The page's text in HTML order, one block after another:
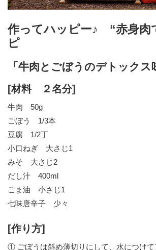
作ってハッピー♪ “赤身肉
ピ
「牛肉とごぼうのデトックス
[材料 ２名分]
牛肉 50g
ごぼう 1/3本
豆腐 1/2丁
小口ねぎ 大さじ1
みそ 大さじ2
だし汁 400ml
ごま油 小さじ1
七味唐辛子 少々
[作り方]
① ごぼうは斜め薄切りにして、水につけて